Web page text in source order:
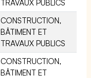
TRAVAUX PUBLICS
CONSTRUCTION,
BÂTIMENT ET
TRAVAUX PUBLICS
CONSTRUCTION,
BÂTIMENT ET